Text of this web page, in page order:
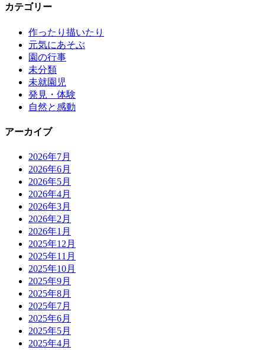
カテゴリー
作ったり描いたり
元気にあそぶ
園の行事
未分類
未就園児
発見・体験
自然と感動
アーカイブ
2026年7月
2026年6月
2026年5月
2026年4月
2026年3月
2026年2月
2026年1月
2025年12月
2025年11月
2025年10月
2025年9月
2025年8月
2025年7月
2025年6月
2025年5月
2025年4月